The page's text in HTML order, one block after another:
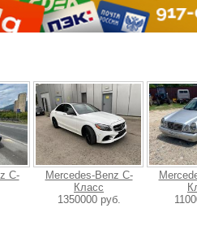
C-
Mercedes-Benz C-
Класс
1350000 руб.